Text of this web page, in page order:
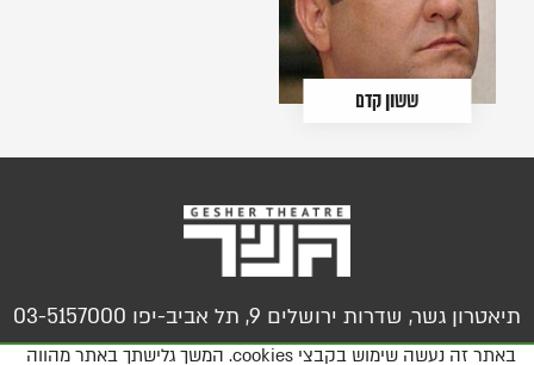
ששון קדם
תיאטרון גשר, שדרות ירושלים 9, תל אביב-יפו 03-5157000
באתר זה נעשה שימוש בקבצי cookies. המשך גלישתך באתר מהווה